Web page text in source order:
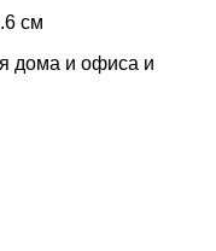
см
дома и офиса и